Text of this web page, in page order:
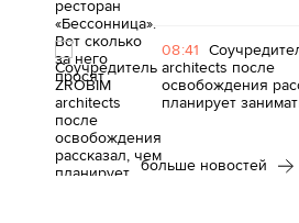
08:41
architects после
освобождения
планирует
больше новостей